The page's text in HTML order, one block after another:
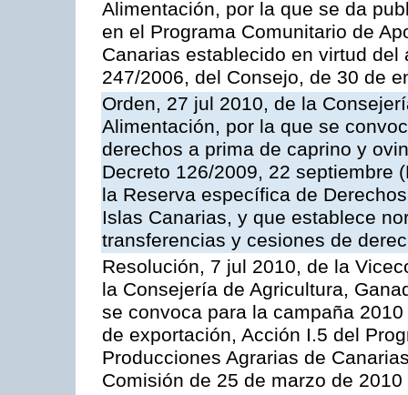
Alimentación, por la que se da
en el Programa Comunitario de
Canarias establecido en virtud del
247/2006, del Consejo, de 30 de
Orden, 27 jul 2010, de la
Alimentación, por la que se
derechos a prima de caprino y
Decreto 126/2009, 22 septiembre
la Reserva específica de
Islas Canarias, y que establece
transferencias y cesiones de
Resolución, 7 jul 2010, de la
la Consejería de Agricultura,
se convoca para la campaña
de exportación, Acción I.5 del
Producciones Agrarias de
Comisión de 25 de marzo de 2010